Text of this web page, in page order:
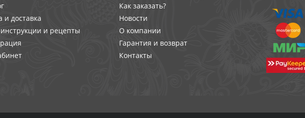
Как заказать?
Новости
О компании
Гарантия и возврат
Контакты
и доставка
и рецепты